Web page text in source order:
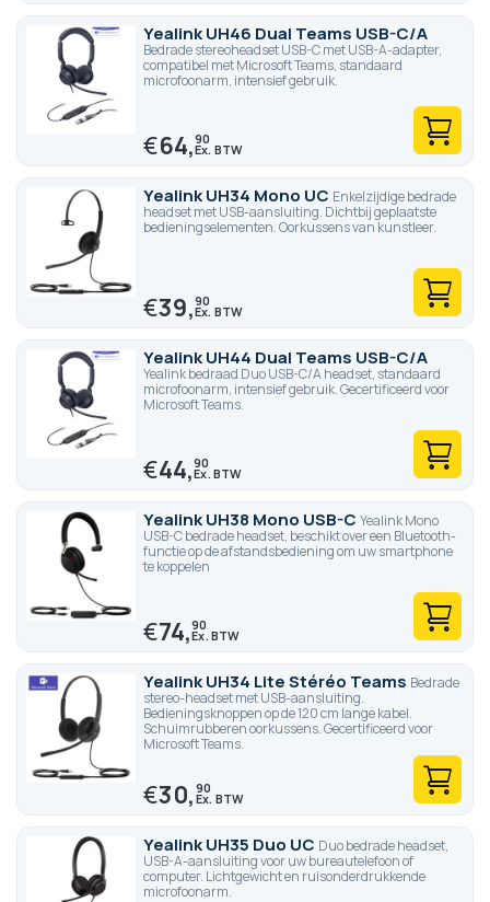
Yealink UH46 Dual Teams USB-C/A
Bedrade stereoheadset USB-C met USB-A-adapter,
compatibel met Microsoft Teams, standaard
microfoonarm, intensief gebruik.
€64,90
Yealink UH34 Mono UC Enkelzijdige bedrade
headset met USB-aansluiting. Dichtbij geplaatste
bedieningselementen. Oorkussens van kunstleer.
€39,90
Yealink UH44 Dual Teams USB-C/A
Yealink bedraad Duo USB-C/A headset, standaard
microfoonarm, intensief gebruik. Gecertificeerd voor
Microsoft Teams.
€44,90
Yealink UH38 Mono USB-C Yealink Mono
USB-C bedrade headset, beschikt over een Bluetooth-
functie op de afstandsbediening om uw smartphone
te koppelen
€74,90
Yealink UH34 Lite Stéréo Teams Bedrade
stereo-headset met USB-aansluiting.
Bedieningsknoppen op de 120 cm lange kabel.
Schuimrubberen oorkussens. Gecertificeerd voor
Microsoft Teams.
€30,90
Yealink UH35 Duo UC Duo bedrade headset,
USB-A-aansluiting voor uw bureautelefoon of
computer. Lichtgewicht en ruisonderdrukkende
microfoonarm.